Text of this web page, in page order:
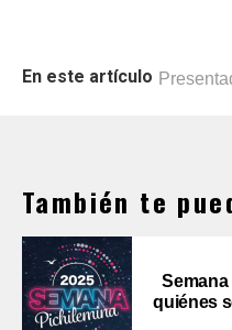
En este artículo
También te
quiénes